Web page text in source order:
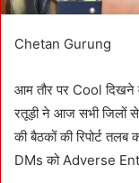
Chetan Gurung
आम तौर पर Cool दिखने
रतूड़ी ने आज सभी
की बैठकों की रिपोर्ट
DMs को Adverse